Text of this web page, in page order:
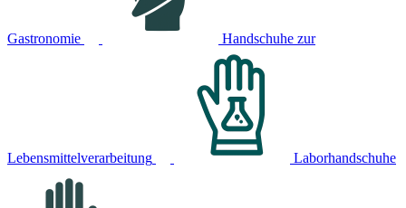
Gastronomie Handschuhe zur
Lebensmittelverarbeitung Laborhandschuhe